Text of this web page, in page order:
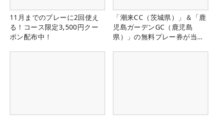
11月までのプレーに2回使え
る！コース限定3,500円クー
ポン配布中！
「潮来CC（茨城県）」＆「鹿
児島ガーデンGC（鹿児島
県）」の無料プレー券が当た